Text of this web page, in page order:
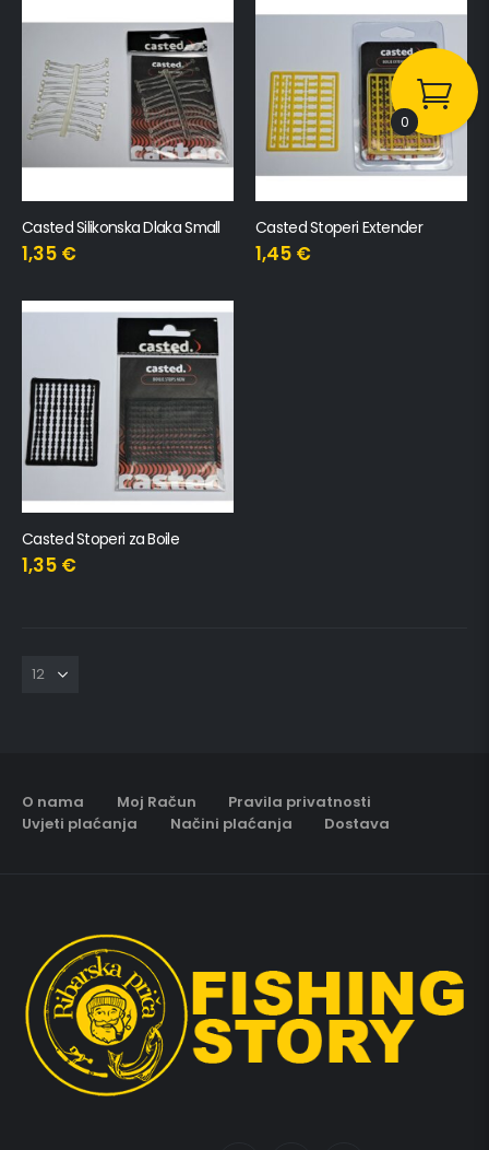
Casted Silikonska Dlaka Small
1,35 €
Casted Stoperi Extender
1,45 €
Casted Stoperi za Boile
1,35 €
O nama Moj Račun
Pravila privatnosti
Uvjeti plaćanja
Načini plaćanja Dostava
0